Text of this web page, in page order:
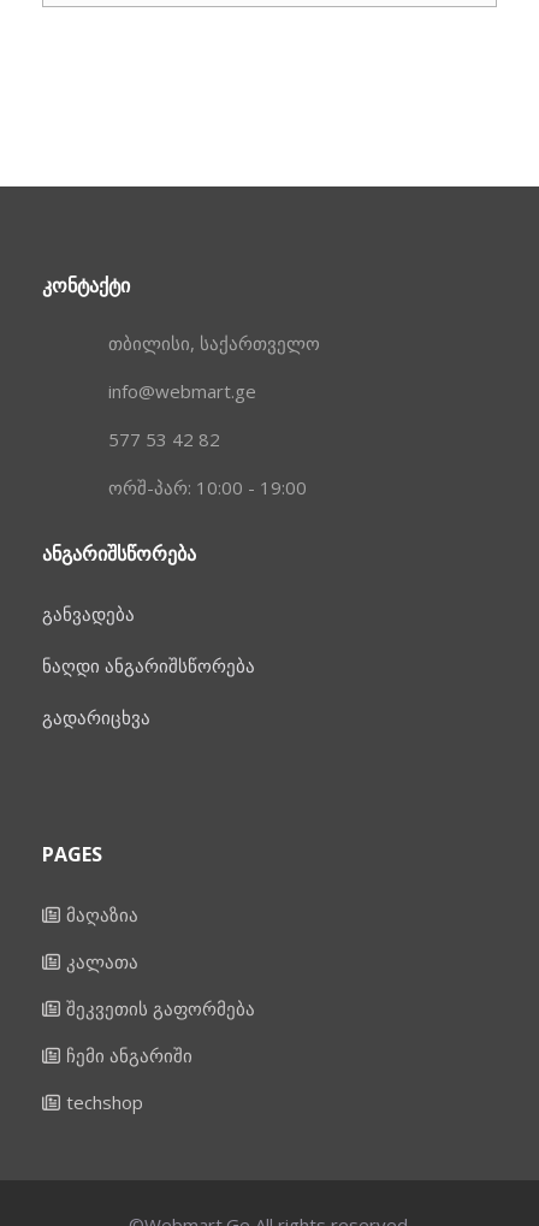
ᲙᲝᲜᲢᲐᲥᲢᲘ
თბილისი, საქართველო
info@webmart.ge
577 53 42 82
ორშ-პარ: 10:00 - 19:00
ᲐᲜᲒᲐᲠᲘᲨᲡᲬᲝᲠᲔᲑᲐ
განვადება
ნაღდი ანგარიშსწორება
გადარიცხვა
PAGES
მაღაზია
კალათა
შეკვეთის გაფორმება
ჩემი ანგარიში
techshop